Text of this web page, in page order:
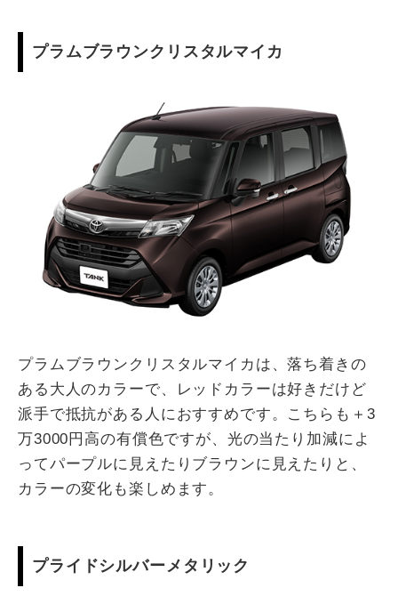
プラムブラウンクリスタルマイカ
プラムブラウンクリスタルマイカは、落ち着きの
ある大人のカラーで、レッドカラーは好きだけど
派手で抵抗がある人におすすめです。こちらも＋3
万3000円高の有償色ですが、光の当たり加減によ
ってパープルに見えたりブラウンに見えたりと、
カラーの変化も楽しめます。
プライドシルバーメタリック